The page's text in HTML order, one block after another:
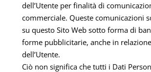
dell’Utente per finalità di
commerciale. Queste comunicazioni
su questo Sito Web sotto forma di
forme pubblicitarie, anche in
dell’Utente.
Ciò non significa che tutti i Dati